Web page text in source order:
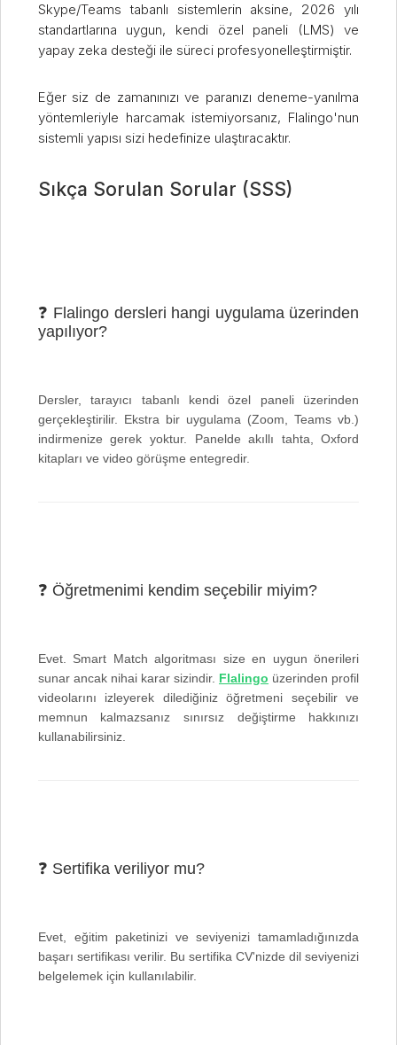
Skype/Teams tabanlı sistemlerin aksine, 2026 yılı
standartlarına uygun, kendi özel paneli (LMS) ve
yapay zeka desteği ile süreci profesyonelleştirmiştir.
Eğer siz de zamanınızı ve paranızı deneme-yanılma
yöntemleriyle harcamak istemiyorsanız, Flalingo'nun
sistemli yapısı sizi hedefinize ulaştıracaktır.
Sıkça Sorulan Sorular (SSS)
❓ Flalingo dersleri hangi uygulama üzerinden
yapılıyor?
Dersler, tarayıcı tabanlı kendi özel paneli üzerinden
gerçekleştirilir. Ekstra bir uygulama (Zoom, Teams vb.)
indirmenize gerek yoktur. Panelde akıllı tahta, Oxford
❓ Öğretmenimi kendim seçebilir miyim?
Evet. Smart Match algoritması size en uygun önerileri
sunar ancak nihai karar sizindir. Flalingo üzerinden profil
videolarını izleyerek dilediğiniz öğretmeni seçebilir ve
memnun kalmazsanız sınırsız değiştirme hakkınızı
❓ Sertifika veriliyor mu?
Evet, eğitim paketinizi ve seviyenizi tamamladığınızda
başarı sertifikası verilir. Bu sertifika CV'nizde dil seviyenizi